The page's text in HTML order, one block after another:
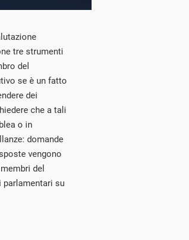
tre strumenti
del
se è un fatto
dei
che a tali
o in
domande
vengono
del
parlamentari su